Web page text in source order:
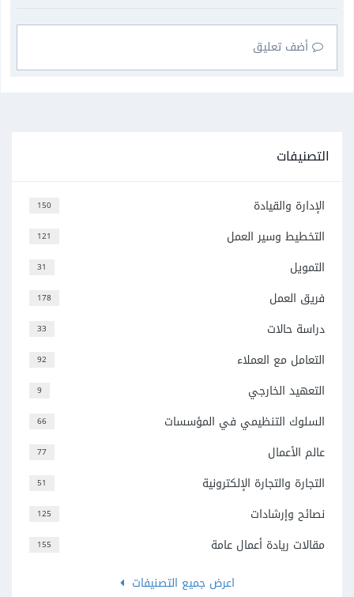
أضف تعليق
التصنيفات
150 الإدارة والقيادة
121 التخطيط وسير العمل
31 التمويل
178 فريق العمل
33 دراسة حالات
92 التعامل مع العملاء
9 التعهيد الخارجي
66 السلوك التنظيمي في المؤسسات
77 عالم الأعمال
51 التجارة والتجارة الإلكترونية
125 نصائح وإرشادات
155
مقالات ريادة أعمال عامة
اعرض جميع التصنيفات